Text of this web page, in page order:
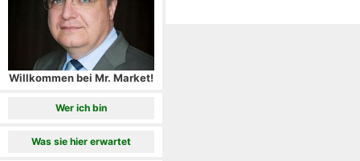
Willkommen bei Mr. Market!
Wer ich bin
Was sie hier erwartet